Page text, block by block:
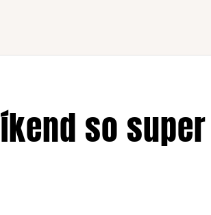
so super